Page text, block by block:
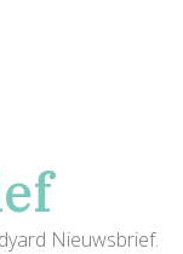
Nieuwsbrief.